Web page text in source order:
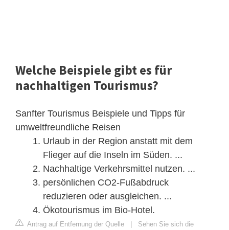
Welche Beispiele gibt es für
nachhaltigen Tourismus?
Sanfter Tourismus Beispiele und Tipps für
umweltfreundliche Reisen
Urlaub in der Region anstatt mit dem
Flieger auf die Inseln im Süden. ...
Nachhaltige Verkehrsmittel nutzen. ...
persönlichen CO2-Fußabdruck
reduzieren oder ausgleichen. ...
Ökotourismus im Bio-Hotel.
Antrag auf Entfernung der Quelle
Sehen Sie sich die